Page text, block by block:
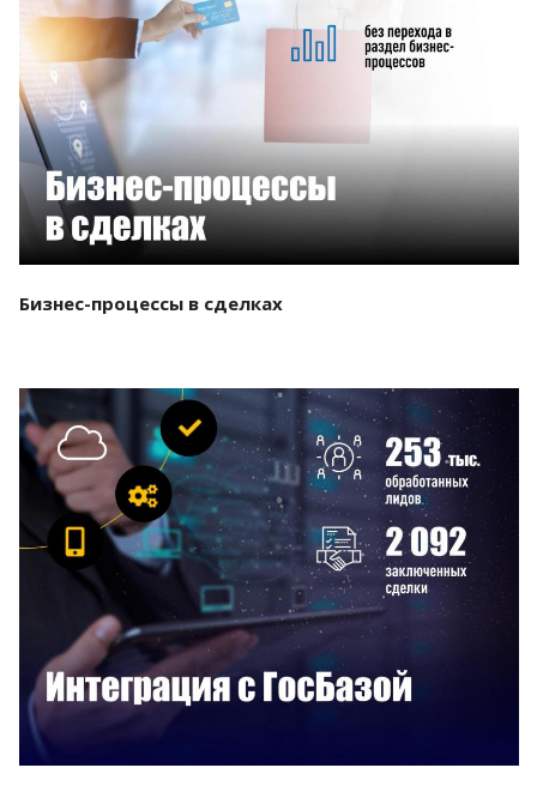
Бизнес-процессы в сделках
Смотреть проект